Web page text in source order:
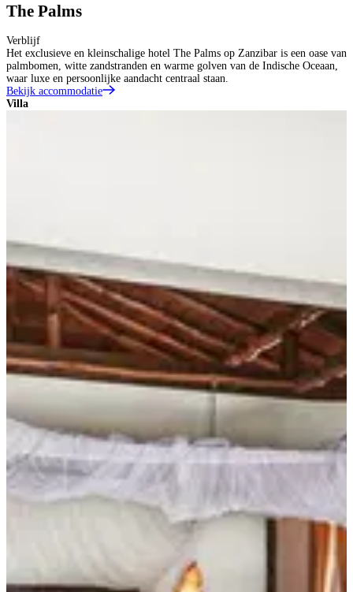
The Palms
Verblijf
Het exclusieve en kleinschalige hotel The Palms op Zanzibar is een oase van
palmbomen, witte zandstranden en warme golven van de Indische Oceaan,
waar luxe en persoonlijke aandacht centraal staan.
Bekijk accommodatie
Villa